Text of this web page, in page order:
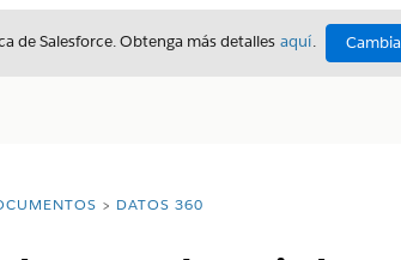
de Salesforce. Obtenga más detalles aquí.
DATOS 360